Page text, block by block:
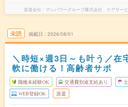
派遣会社 マンパワーグループ株式会社 ケアサー
未読 掲載日 2026/08/01
＼時短×週3日～も叶う／在
軟に働ける！高齢者サポ
職種未経験OK 交通費別途支給あり
WEB登録OK 派遣